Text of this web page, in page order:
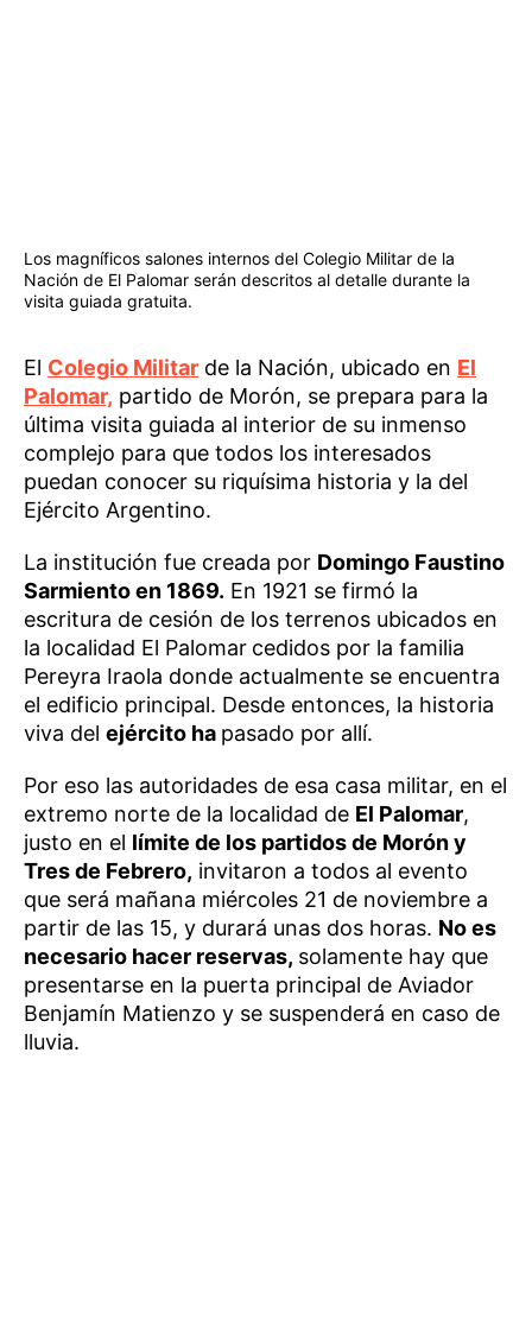
Los magníficos salones internos del Colegio Militar de la
Nación de El Palomar serán descritos al detalle durante la
visita guiada gratuita.
El Colegio Militar de la Nación, ubicado en El
Palomar, partido de Morón, se prepara para la
última visita guiada al interior de su inmenso
complejo para que todos los interesados
puedan conocer su riquísima historia y la del
Ejército Argentino.
La institución fue creada por Domingo Faustino
Sarmiento en 1869. En 1921 se firmó la
escritura de cesión de los terrenos ubicados en
la localidad El Palomar cedidos por la familia
Pereyra Iraola donde actualmente se encuentra
el edificio principal. Desde entonces, la historia
viva del ejército ha pasado por allí.
Por eso las autoridades de esa casa militar, en el
extremo norte de la localidad de El Palomar,
justo en el límite de los partidos de Morón y
Tres de Febrero, invitaron a todos al evento
que será mañana miércoles 21 de noviembre a
partir de las 15, y durará unas dos horas. No es
necesario hacer reservas, solamente hay que
presentarse en la puerta principal de Aviador
Benjamín Matienzo y se suspenderá en caso de
lluvia.